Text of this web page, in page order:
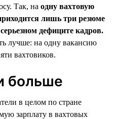
Так, на одну вахтовую
лишь три резюме
дефиците кадров.
лучше: на одну вакансию
вахтовиков.
больше
в целом по стране
зарплату в вахтовых